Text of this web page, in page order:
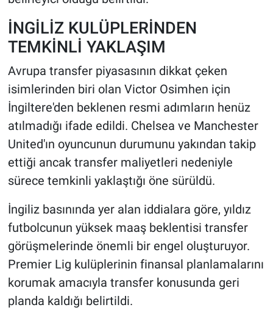
İNGİLİZ KULÜPLERİNDEN
TEMKİNLİ YAKLAŞIM
Avrupa transfer piyasasının dikkat çeken
isimlerinden biri olan Victor Osimhen için
İngiltere'den beklenen resmi adımların henüz
atılmadığı ifade edildi. Chelsea ve Manchester
United'ın oyuncunun durumunu yakından takip
ettiği ancak transfer maliyetleri nedeniyle
sürece temkinli yaklaştığı öne sürüldü.
İngiliz basınında yer alan iddialara göre, yıldız
futbolcunun yüksek maaş beklentisi transfer
görüşmelerinde önemli bir engel oluşturuyor.
Premier Lig kulüplerinin finansal planlamalarını
korumak amacıyla transfer konusunda geri
planda kaldığı belirtildi.
MAGAZİN
Bilim, Teknoloji